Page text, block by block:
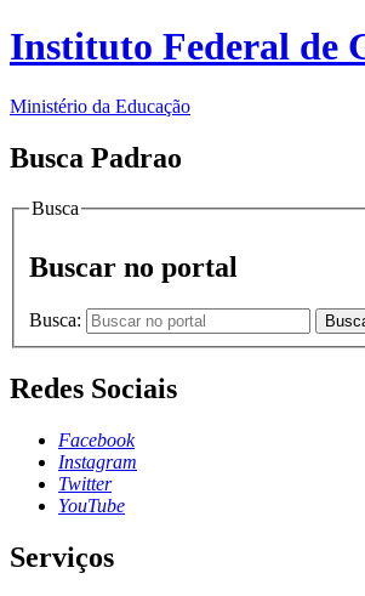
Instituto Federal de
Ministério da Educação
Busca Padrao
Busca
Buscar no portal
Busca:
Redes Sociais
Facebook
Instagram
Twitter
YouTube
Serviços